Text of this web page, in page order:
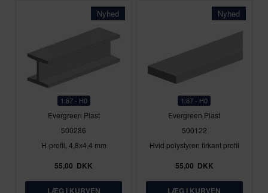
Nyhed
1:87 - H0
Evergreen Plast
500286
H-profil, 4,8x4,4 mm
55,00 DKK
Nyhed
1:87 - H0
Evergreen Plast
500122
Hvid polystyren firkant profil
55,00 DKK